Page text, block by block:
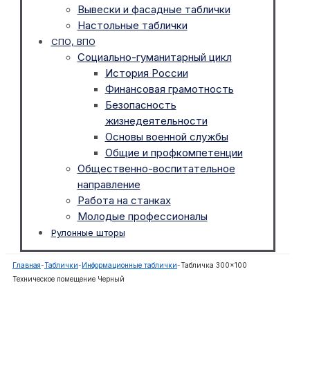
Вывески и фасадные таблички
Настольные таблички
СПО, ВПО
Социально-гуманитарный цикл
История России
Финансовая грамотность
Безопасность
жизнедеятельности
Основы военной службы
Общие и профкомпетенции
Общественно-воспитательное
направление
Работа на станках
Молодые профессионалы
Рулонные шторы
Главная-Таблички- Информационные таблички-Табличка 300×100
Техническое помещение Черный